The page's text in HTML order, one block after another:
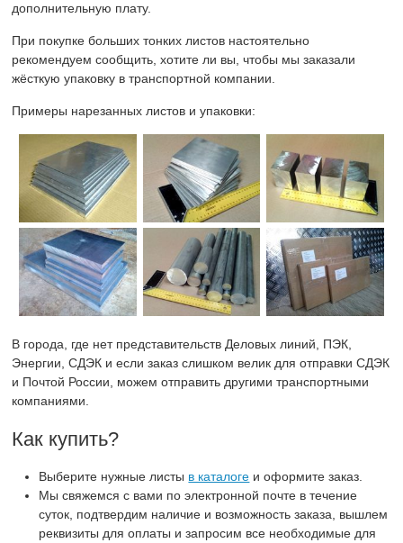
дополнительную плату.
При покупке больших тонких листов настоятельно
рекомендуем сообщить, хотите ли вы, чтобы мы заказали
жёсткую упаковку в транспортной компании.
Примеры нарезанных листов и упаковки:
В города, где нет представительств Деловых линий, ПЭК,
Энергии, СДЭК и если заказ слишком велик для отправки СДЭК
и Почтой России, можем отправить другими транспортными
компаниями.
Как купить?
Выберите нужные листы в каталоге и оформите заказ.
Мы свяжемся с вами по электронной почте в течение
суток, подтвердим наличие и возможность заказа, вышлем
реквизиты для оплаты и запросим все необходимые для